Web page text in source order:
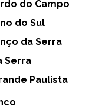
do Campo
do Sul
da Serra
Serra
Paulista